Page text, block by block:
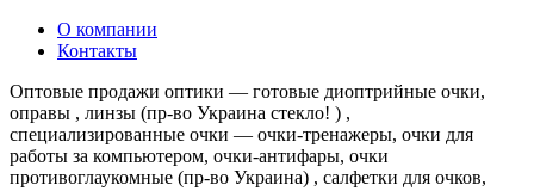
О компании
Контакты
Оптовые продажи оптики — готовые диоптрийные очки,
оправы , линзы (пр-во Украина стекло! ) ,
специализированные очки — очки-тренажеры, очки для
работы за компьютером, очки-антифары, очки
противоглаукомные (пр-во Украина) , салфетки для очков,